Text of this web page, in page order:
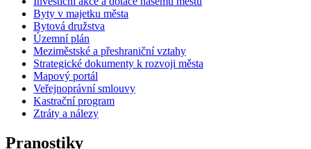
Byty v majetku města
Bytová družstva
Územní plán
Meziměstské a přeshraniční vztahy
Strategické dokumenty k rozvoji města
Mapový portál
Veřejnoprávní smlouvy
Kastrační program
Ztráty a nálezy
Pranostiky